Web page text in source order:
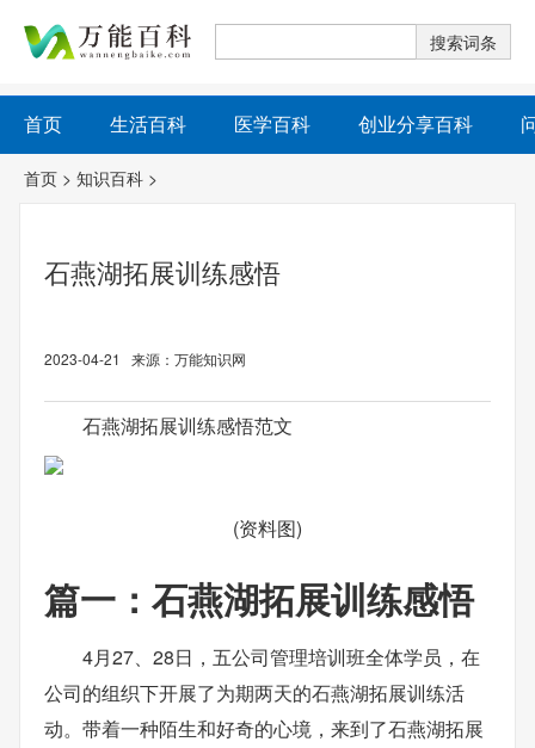
首页 生活百科 医学百科 创业分享百科
首页 > 知识百科 >
石燕湖拓展训练感悟
2023-04-21 来源：万能知识网
石燕湖拓展训练感悟范文
(资料图)
篇一：石燕湖拓展训练感悟
4月27、28日，五公司管理培训班全体学员，在
公司的组织下开展了为期两天的石燕湖拓展训练活
动。带着一种陌生和好奇的心境，来到了石燕湖拓展